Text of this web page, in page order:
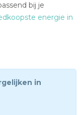
bij je
energie in
in